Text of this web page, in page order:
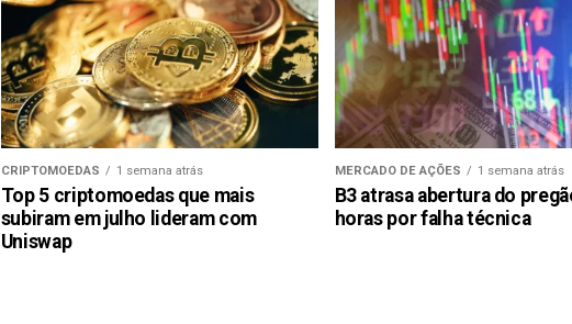
CRIPTOMOEDAS 1 semana atrás
Top 5 criptomoedas que mais
subiram em julho lideram com
Uniswap
MERCADO DE AÇÕES 1 semana atrás
B3 atrasa abertura do
horas por falha técnica